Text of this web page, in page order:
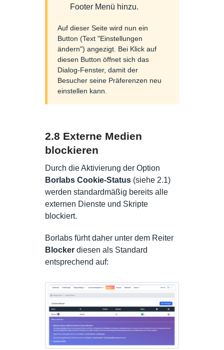
Footer Menü hinzu.
Auf dieser Seite wird nun ein
Button (Text "Einstellungen
ändern") angezigt. Bei Klick auf
diesen Button öffnet sich das
Dialog-Fenster, damit der
Besucher seine Präferenzen neu
einstellen kann.
2.8 Externe Medien
blockieren
Durch die Aktivierung der Option
Borlabs Cookie-Status (siehe 2.1)
werden standardmäßig bereits alle
externen Dienste und Skripte
blockiert.
Borlabs fürht daher unter dem Reiter
Blocker diesen als Standard
entsprechend auf: